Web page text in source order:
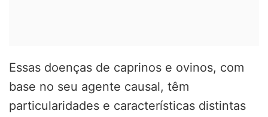
Essas doenças de caprinos e ovinos, com
base no seu agente causal, têm
particularidades e características distintas